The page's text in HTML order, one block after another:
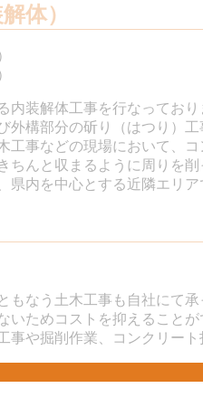
体）
内装解体工事を行なっており
外構部分の斫り（はつり）工
工事などの現場において、
ちんと収まるように周りを
県内を中心とする近隣エリ
もなう土木工事も自社にて承
いためコストを抑えること
事や掘削作業、コンクリー